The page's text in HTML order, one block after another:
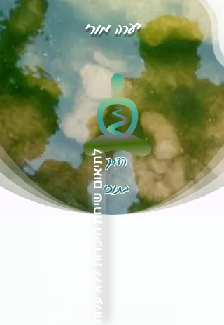
יערה מורי
הדרך
בתוכילתיאום שיחת היכרות ללא עלות